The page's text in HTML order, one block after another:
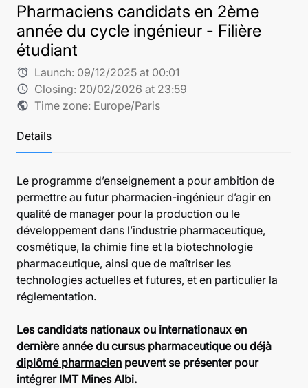
Pharmaciens candidats en 2ème
année du cycle ingénieur - Filière
étudiant
alarm Launch: 09/12/2025 at 00:01
schedule Closing: 20/02/2026 at 23:59
public Time zone: Europe/Paris
Details
Le programme d’enseignement a pour ambition de
permettre au futur pharmacien-ingénieur d’agir en
qualité de manager pour la production ou le
développement dans l’industrie pharmaceutique,
cosmétique, la chimie fine et la biotechnologie
pharmaceutique, ainsi que de maîtriser les
technologies actuelles et futures, et en particulier la
réglementation.
Les candidats nationaux ou internationaux en
dernière année du cursus pharmaceutique ou déjà
diplômé pharmacien peuvent se présenter pour
intégrer IMT Mines Albi.